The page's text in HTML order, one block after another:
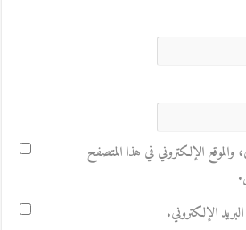
الإلكتروني في هذا المتصفح
الإلكتروني.